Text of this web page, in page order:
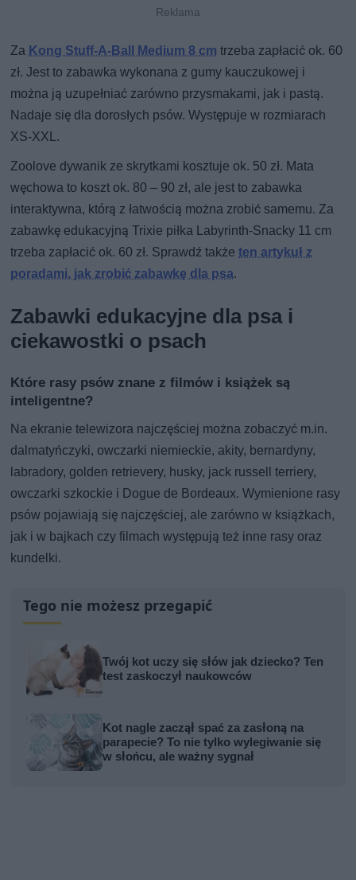
Za Kong Stuff-A-Ball Medium 8 cm trzeba zapłacić ok. 60
zł. Jest to zabawka wykonana z gumy kauczukowej i
można ją uzupełniać zarówno przysmakami, jak i pastą.
Nadaje się dla dorosłych psów. Występuje w rozmiarach
XS-XXL.
Zoolove dywanik ze skrytkami kosztuje ok. 50 zł. Mata
węchowa to koszt ok. 80 – 90 zł, ale jest to zabawka
interaktywna, którą z łatwością można zrobić samemu. Za
zabawkę edukacyjną Trixie piłka Labyrinth-Snacky 11 cm
trzeba zapłacić ok. 60 zł. Sprawdź takżeten artykuł z
poradami, jak zrobić zabawkę dla psa.
Zabawki edukacyjne dla psa i
ciekawostki o psach
Które rasy psów znane z filmów i książek są
inteligentne?
Na ekranie telewizora najczęściej można zobaczyć m.in.
dalmatyńczyki, owczarki niemieckie, akity, bernardyny,
labradory, golden retrievery, husky, jack russell terriery,
owczarki szkockie i Dogue de Bordeaux. Wymienione rasy
psów pojawiają się najczęściej, ale zarówno w książkach,
jak i w bajkach czy filmach występują też inne rasy oraz
kundelki.
Tego nie możesz przegapić
Twój kot uczy się słów jak dziecko? Ten
test zaskoczył naukowców
Kot nagle zaczął spać za zasłoną na
parapecie? To nie tylko wylegiwanie się
w słońcu, ale ważny sygnał